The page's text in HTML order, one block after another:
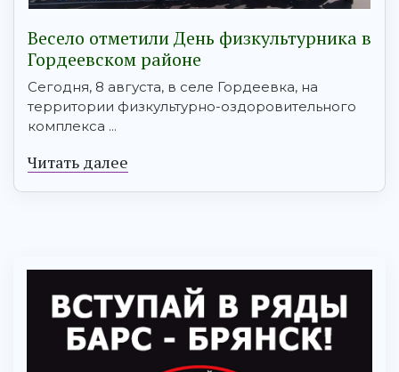
Весело отметили День физкультурника в
Гордеевском районе
Сегодня, 8 августа, в селе Гордеевка, на
территории физкультурно-оздоровительного
комплекса ...
Читать далее